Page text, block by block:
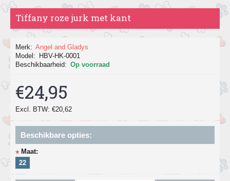
Tiffany roze jurk met kant
Merk: Angel and Gladys
Model:
HBV-HK-0001
Beschikbaarheid: Op voorraad
€24,95
Excl. BTW: €20,62
Beschikbare opties:
* Maat:
22